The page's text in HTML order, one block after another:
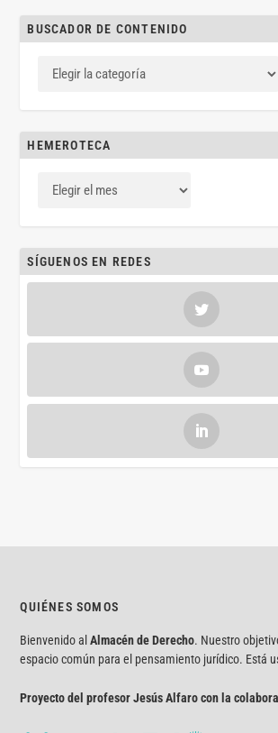
BUSCADOR DE CONTENIDO
HEMEROTECA
SÍGUENOS EN REDES
QUIÉNES SOMOS
Bienvenido alAlmacén de Derecho. Nuestro
espacio común para el pensamiento jurídico. Está
Proyecto del profesor Jesús Alfaro con la